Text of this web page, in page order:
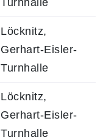
Löcknitz,
Gerhart-Eisler-
Turnhalle
Löcknitz,
Gerhart-Eisler-
Turnhalle